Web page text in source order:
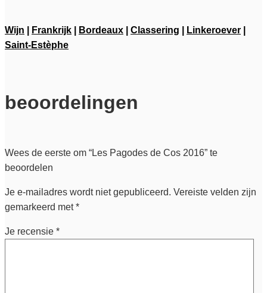
Wijn Frankrijk Bordeaux Classering Linkeroever
Saint-Estèphe
beoordelingen
Wees de eerste om “Les Pagodes de Cos 2016” te
beoordelen
Je e-mailadres wordt niet gepubliceerd. Vereiste velden zijn
gemarkeerd met*
Je recensie *